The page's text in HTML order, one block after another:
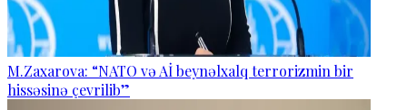
M.Zaxarova: “NATO və Aİ beynəlxalq terrorizmin bir
hissəsinə çevrilib”